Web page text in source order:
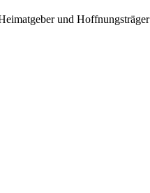
und Hoffnungsträger